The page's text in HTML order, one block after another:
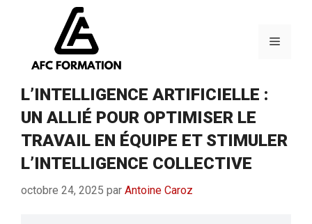
Menu
L’INTELLIGENCE ARTIFICIELLE :
UN ALLIÉ POUR OPTIMISER LE
TRAVAIL EN ÉQUIPE ET STIMULER
L’INTELLIGENCE COLLECTIVE
octobre 24, 2025 par Antoine Caroz